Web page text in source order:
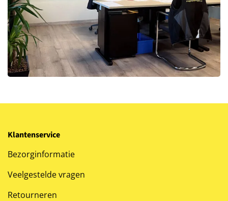
Klantenservice
Bezorginformatie
Veelgestelde vragen
Retourneren